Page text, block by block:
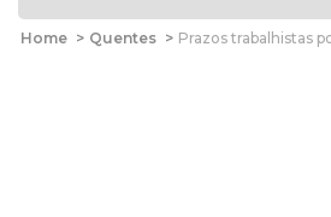
Home > Quentes > Prazos trabalhistas